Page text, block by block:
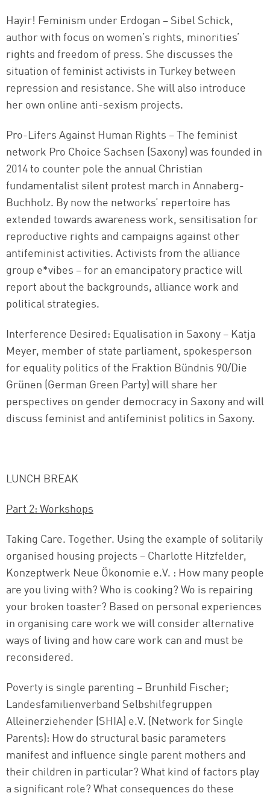
Hayir! Feminism under Erdogan – Sibel Schick,
author with focus on women’s rights, minorities’
rights and freedom of press. She discusses the
situation of feminist activists in Turkey between
repression and resistance. She will also introduce
her own online anti-sexism projects.
Pro-Lifers Against Human Rights – The feminist
network Pro Choice Sachsen (Saxony) was founded in
2014 to counter pole the annual Christian
fundamentalist silent protest march in Annaberg-
Buchholz. By now the networks’ repertoire has
extended towards awareness work, sensitisation for
reproductive rights and campaigns against other
antifeminist activities. Activists from the alliance
group e*vibes – for an emancipatory practice will
report about the backgrounds, alliance work and
political strategies.
Interference Desired: Equalisation in Saxony – Katja
Meyer, member of state parliament, spokesperson
for equality politics of the Fraktion Bündnis 90/Die
Grünen (German Green Party) will share her
perspectives on gender democracy in Saxony and will
discuss feminist and antifeminist politics in Saxony.
LUNCH BREAK
Part 2: Workshops
Taking Care. Together. Using the example of solitarily
organised housing projects – Charlotte Hitzfelder,
Konzeptwerk Neue Ökonomie e.V. : How many people
are you living with? Who is cooking? Wo is repairing
your broken toaster? Based on personal experiences
in organising care work we will consider alternative
ways of living and how care work can and must be
reconsidered.
Poverty is single parenting – Brunhild Fischer;
Landesfamilienverband Selbshilfegruppen
Alleinerziehender (SHIA) e.V. (Network for Single
Parents): How do structural basic parameters
manifest and influence single parent mothers and
their children in particular? What kind of factors play
a significant role? What consequences do these